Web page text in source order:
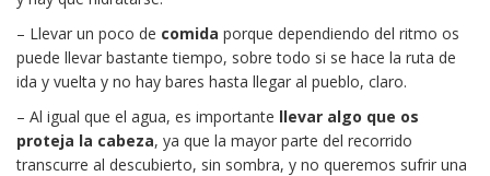
– Llevar un poco de comida porque dependiendo del ritmo os
puede llevar bastante tiempo, sobre todo si se hace la ruta de
ida y vuelta y no hay bares hasta llegar al pueblo, claro.
– Al igual que el agua, es importante llevar algo que os
proteja la cabeza, ya que la mayor parte del recorrido
transcurre al descubierto, sin sombra, y no queremos sufrir una